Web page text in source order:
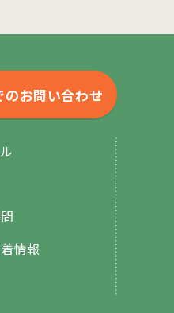
情報
のお問い合わせ